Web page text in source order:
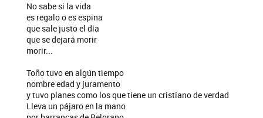
No sabe si la vida
es regalo o es espina
que sale justo el día
que se dejará morir
morir...
Toño tuvo en algún tiempo
nombre edad y juramento
y tuvo planes como los que tiene un cristiano de verdad
Lleva un pájaro en la mano